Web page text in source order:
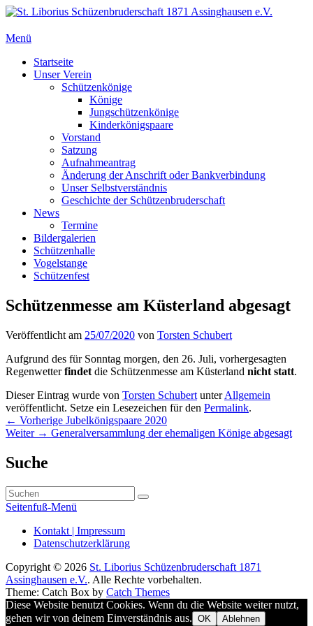
Zum
springen
St. Liborius Schüzenbruderschaft 1871 Assinghausen e.V.
Menü
Primäres
Menü
Startseite
Unser Verein
Schützenkönige
Könige
Jungschützenkönige
Kinderkönigspaare
Vorstand
Satzung
Aufnahmeantrag
Änderung der Anschrift oder Bankverbindung
Unser Selbstverständnis
Geschichte der Schützenbruderschaft
News
Termine
Bildergalerien
Schützenhalle
Vogelstange
Schützenfest
Schützenmesse am Küsterland abgesagt
Veröffentlicht am 25/07/2020 von Torsten Schubert
Aufgrund des für Sonntag morgen, den 26. Juli, vorhergesagten
Regenwetterfindet die Schützenmesse am Küsterland nicht statt.
Dieser Eintrag wurde von Torsten Schubert unterAllgemein
veröffentlicht. Setze ein Lesezeichen für den Permalink.
Beitragsnavigation
← Vorherige Vorheriger
Beitrag:
Jubelkönigspaare 2020
Weiter → Nächster
Generalversammlung der ehemaligen Könige abgesagt
Primärer
Widgetbereich
Suche
Suchen
nach:
Suchen
Seitenfuß-Menü
Seitenfuß-
Menü
Kontakt | Impressum
Datenschutzerklärung
Copyright © 2026 St. Liborius Schüzenbruderschaft 1871
Assinghausen e.V.. Alle Rechte vorbehalten.
Theme: Catch Box by Catch Themes
Nach
oben
Diese Website benutzt Cookies. Wenn du die Website weiter nutzt,
gehen wir von deinem Einverständnis aus. OK Ablehnen